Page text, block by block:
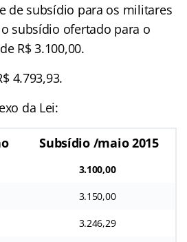
de subsídio para os militares
subsídio ofertado para o
R$ 3.100,00.
4.793,93.
da Lei:
Subsídio /maio 2015
3.100,00
3.150,00
3.246,29